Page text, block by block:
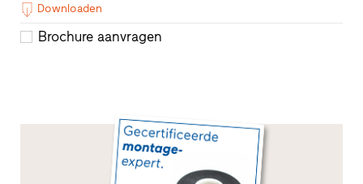
Downloaden
Brochure aanvragen